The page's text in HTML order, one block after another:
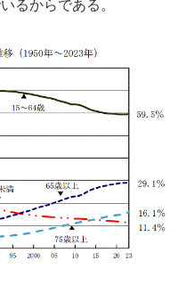
るからである。